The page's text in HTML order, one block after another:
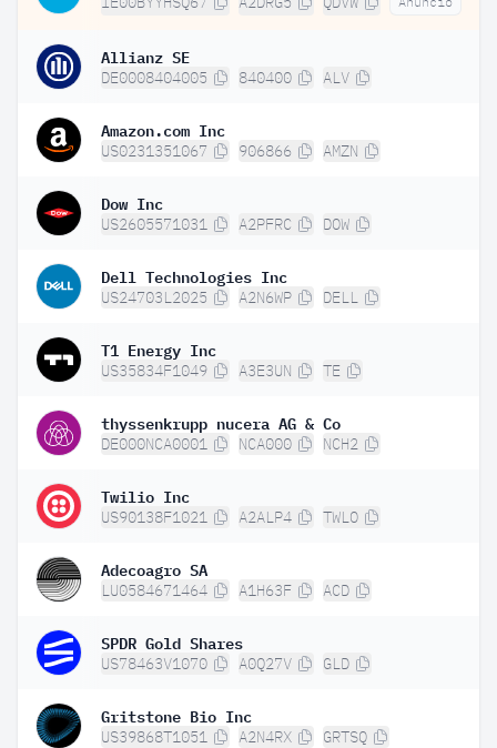
Allianz SE
DE0008404005 840400 ALV
Amazon.com Inc
US0231351067 906866 AMZN
Dow Inc
US2605571031 A2PFRC DOW
Dell Technologies Inc
US24703L2025 A2N6WP DELL
T1 Energy Inc
US35834F1049 A3E3UN TE
thyssenkrupp nucera AG & Co
DE000NCA0001 NCA000 NCH2
Twilio Inc
US90138F1021 A2ALP4 TWLO
Adecoagro SA
LU0584671464 A1H63F ACD
SPDR Gold Shares
US78463V1070 A0Q27V GLD
Gritstone Bio Inc
US39868T1051 A2N4RX GRTSQ